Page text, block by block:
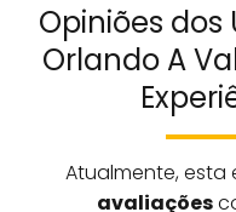
Opiniões dos
Orlando A
Atualmente, esta
avaliações